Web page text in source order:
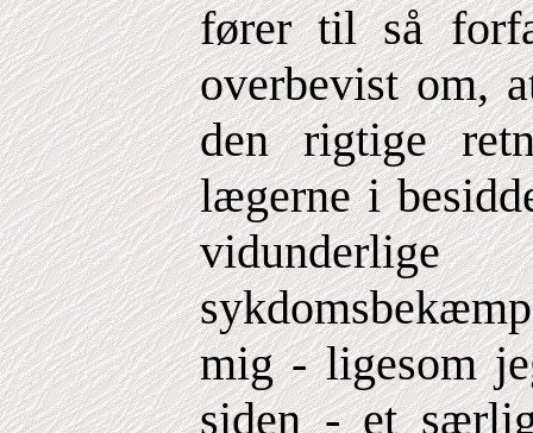
fører til så
overbevist om,
den rigtige
lægerne i
mig - ligesom
siden - et